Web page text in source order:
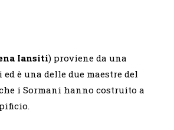
Iansiti) proviene da una
è una delle due maestre del
i Sormani hanno costruito a